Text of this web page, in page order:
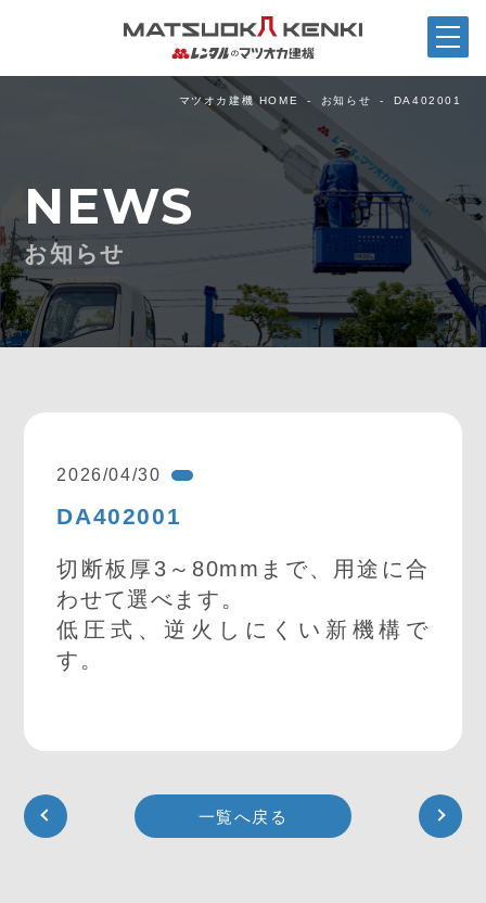
マツオカ建機 HOME お知らせ DA402001
NEWS
お知らせ
2026/04/30
DA402001
切断板厚3～80mmまで、用途に合
わせて選べます。
低圧式、逆火しにくい新機構で
す。
一覧へ戻る